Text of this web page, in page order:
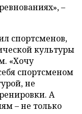
–
спортсменов,
культуры
«Хочу
спортсменом
не
А
– не только